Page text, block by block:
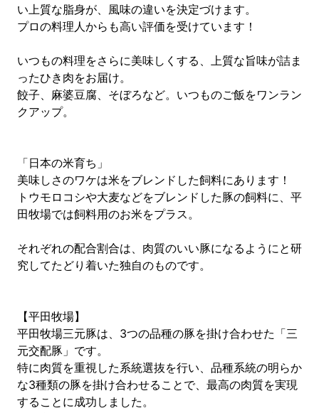
い上質な脂身が、風味の違いを決定づけます。
プロの料理人からも高い評価を受けています！
いつもの料理をさらに美味しくする、上質な旨味が詰ま
ったひき肉をお届け。
餃子、麻婆豆腐、そぼろなど。いつものご飯をワンラン
クアップ。
「日本の米育ち」
美味しさのワケは米をブレンドした飼料にあります！
トウモロコシや大麦などをブレンドした豚の飼料に、平
田牧場では飼料用のお米をプラス。
それぞれの配合割合は、肉質のいい豚になるようにと研
究してたどり着いた独自のものです。
【平田牧場】
平田牧場三元豚は、3つの品種の豚を掛け合わせた「三
元交配豚」です。
特に肉質を重視した系統選抜を行い、品種系統の明らか
な3種類の豚を掛け合わせることで、最高の肉質を実現
することに成功しました。